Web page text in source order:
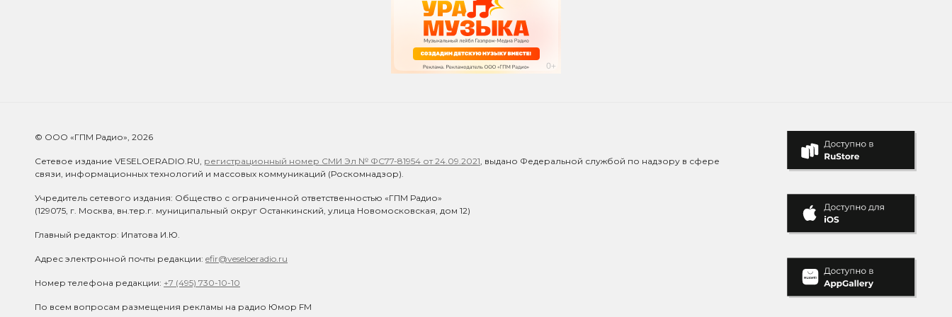
© ООО «ГПМ Радио», 2026
Сетевое издание VESELOERADIO.RU, регистрационный номер СМИ Эл № ФС77-81954 от 24.09.2021, выдано Федеральной службой по надзору в сфере
связи, информационных технологий и массовых коммуникаций (Роскомнадзор).
Учредитель сетевого издания: Общество с ограниченной ответственностью «ГПМ Радио»
(129075, г. Москва, вн.тер.г. муниципальный округ Останкинский, улица Новомосковская, дом 12)
Главный редактор: Ипатова И.Ю.
Адрес электронной почты редакции: efir@veseloeradio.ru
Номер телефона редакции: +7 (495) 730-10-10
По всем вопросам размещения рекламы на радио Юмор FM